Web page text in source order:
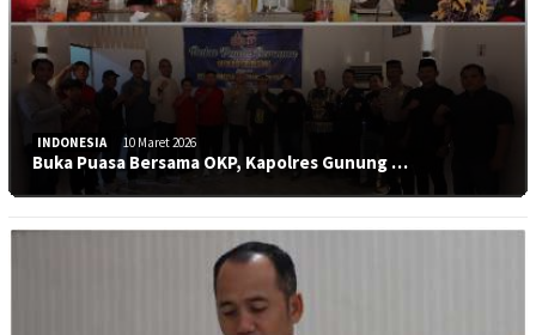
INDONESIA 10 Maret 2026
Buka Puasa Bersama OKP, Kapolres Gunung …